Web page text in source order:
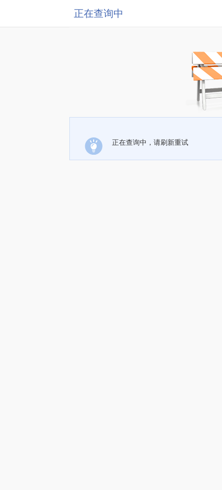
正在查询中
正在查询中，请刷新重试